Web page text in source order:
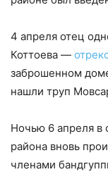
4 апреля отец
Коттоева —
заброшенном
нашли труп
Ночью 6 апреля в
района вновь
членами